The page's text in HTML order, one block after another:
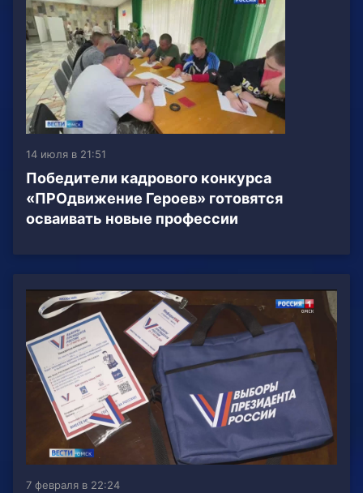
14 июля в 21:51
Победители кадрового конкурса
«ПРОдвижение Героев» готовятся
осваивать новые профессии
7 февраля в 22:24